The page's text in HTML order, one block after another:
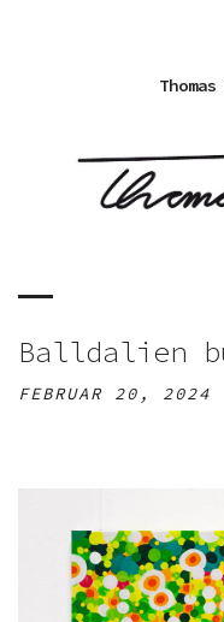
Balldalien
FEBRUAR 20, 2024